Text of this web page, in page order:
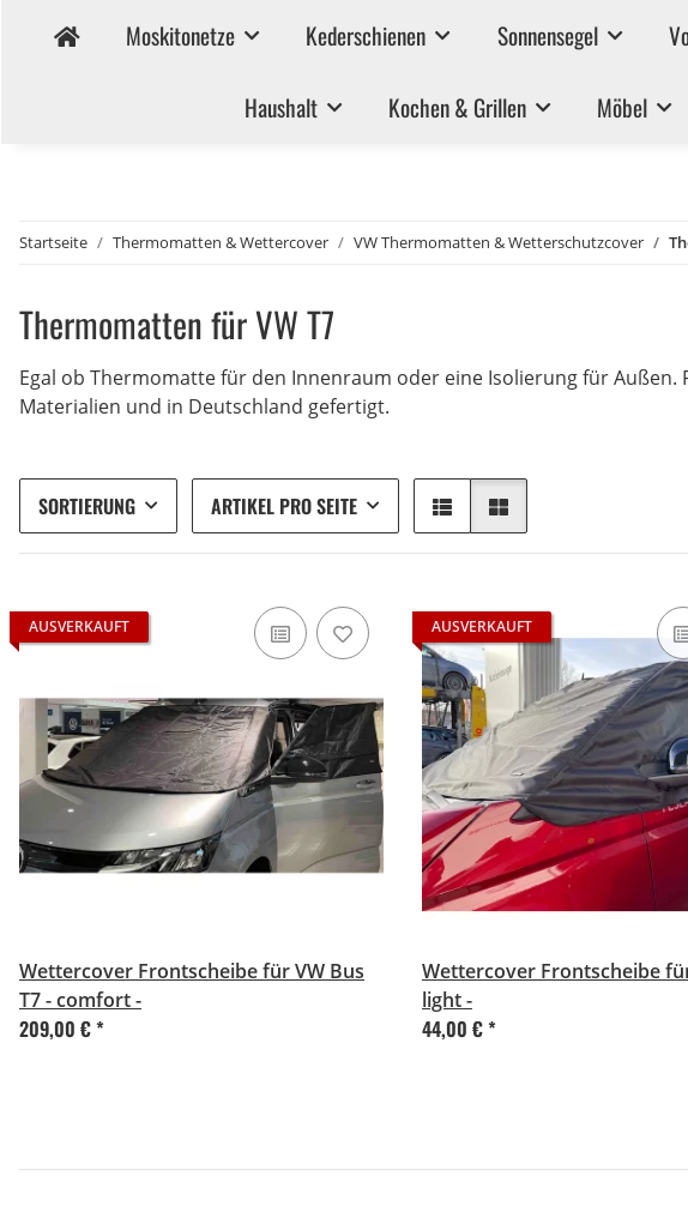
Moskitonetze Kederschienen Sonnensegel
Haushalt Kochen & Grillen Möbel
Startseite Thermomatten & Wettercover VW Thermomatten & Wetterschutzcover
Thermomatten für VW T7
Egal ob Thermomatte für den Innenraum oder eine Isolierung für
Materialien und in Deutschland gefertigt.
SORTIERUNG ARTIKEL PRO SEITE
AUSVERKAUFT
Wettercover Frontscheibe für VW Bus
T7 - comfort -
209,00 €*
AUSVERKAUFT
Wettercover Frontscheibe für
light -
44,00 €*